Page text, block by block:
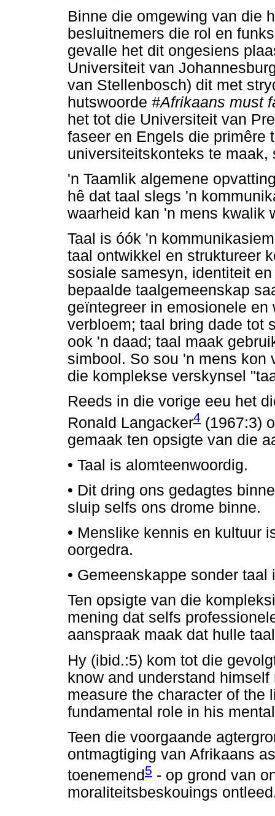
Binne die omgewing van die
besluitnemers die rol en
gevalle het dit ongesiens
Universiteit van
van Stellenbosch) dit met
hutswoorde #Afrikaans must
het tot die Universiteit van
faseer en Engels die primêre
universiteitskonteks te
'n Taamlik algemene
hê dat taal slegs 'n
waarheid kan 'n mens kwalik
Taal is óók 'n
taal ontwikkel en struktureer
sosiale samesyn, identiteit
bepaalde taalgemeenskap
geïntegreer in emosionele
verbloem; taal bring dade tot
ook 'n daad; taal maak
simbool. So sou 'n mens kon
die komplekse verskynsel
Reeds in die vorige eeu het
Ronald Langacker4 (1967:3)
gemaak ten opsigte van die
• Taal is alomteenwoordig.
• Dit dring ons gedagtes
sluip selfs ons drome binne.
• Menslike kennis en kultuur
oorgedra.
• Gemeenskappe sonder taal
Ten opsigte van die
mening dat selfs
aanspraak maak dat hulle
Hy (ibid.:5) kom tot die
know and understand
measure the character of the
fundamental role in his
Teen die voorgaande
ontmagtiging van Afrikaans
toenemend 5 - op grond van
moraliteitsbeskouings